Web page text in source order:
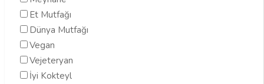
Et Mutfağı
Dünya Mutfağı
Vegan
Vejeteryan
İyi Kokteyl